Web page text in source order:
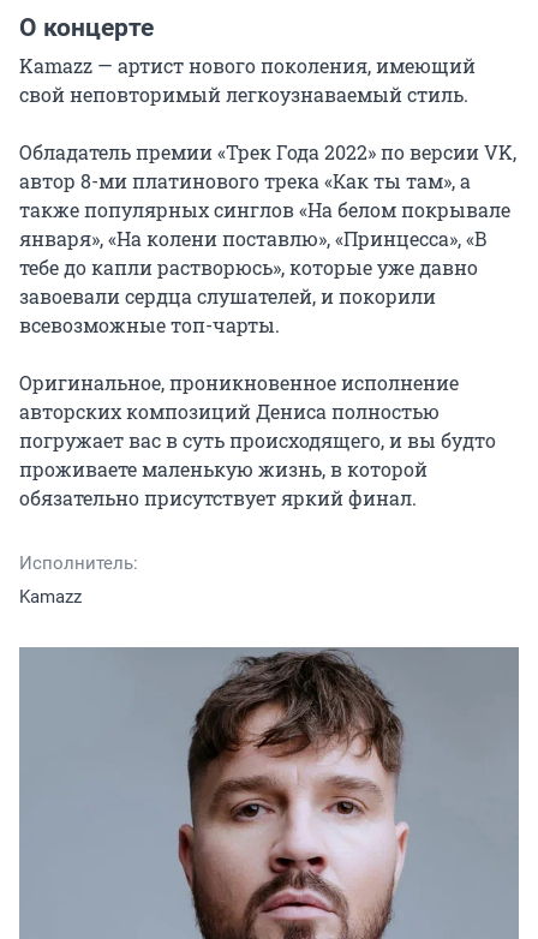
О концерте
Kamazz — артист нового поколения, имеющий
свой неповторимый легкоузнаваемый стиль.
Обладатель премии «Трек Года 2022» по версии VK,
автор 8-ми платинового трека «Как ты там», а
также популярных синглов «На белом покрывале
января», «На колени поставлю», «Принцесса», «В
тебе до капли растворюсь», которые уже давно
завоевали сердца слушателей, и покорили
всевозможные топ-чарты.
Оригинальное, проникновенное исполнение
авторских композиций Дениса полностью
погружает вас в суть происходящего, и вы будто
проживаете маленькую жизнь, в которой
обязательно присутствует яркий финал.
Исполнитель:
Kamazz